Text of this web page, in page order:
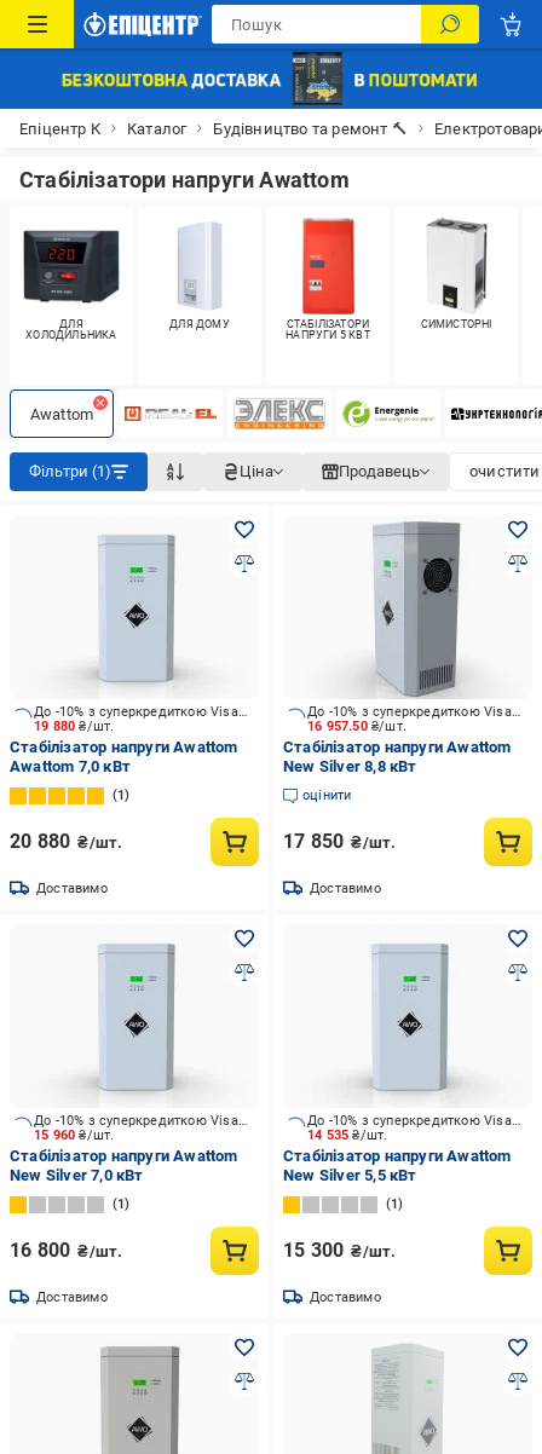
Епіцентр К Каталог Будівництво та ремонт 🔨
Стабілізатори напруги Awattom
ДЛЯ
ХОЛОДИЛЬНИКА
ДЛЯ ДОМУ
СТАБІЛІЗАТОРИ
НАПРУГИ 5 КВТ
СИМИСТОРНІ
Awattom
Фільтри (1) Ціна Продавець очистити
19 880₴/шт.
До -10% з суперкредиткою Visa Вигода
Стабілізатор напруги Awattom
Awattom 7,0 кВт
1
20 880 ₴/шт.
Доставимо
16 957.50 ₴/шт.
До -10% з суперкредиткою Visa Вигода
Стабілізатор напруги Awattom
New Silver 8,8 кВт
оцінити
17 850 ₴/шт.
Доставимо
15 960₴/шт.
До -10% з суперкредиткою Visa Вигода
Стабілізатор напруги Awattom
New Silver 7,0 кВт
1
16 800 ₴/шт.
Доставимо
14 535₴/шт.
До -10% з суперкредиткою Visa Вигода
Стабілізатор напруги Awattom
New Silver 5,5 кВт
1
15 300 ₴/шт.
Доставимо